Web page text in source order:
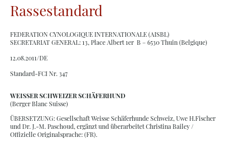
Rassestandard
FEDERATION CYNOLOGIQUE INTERNATIONALE (AISBL)
SECRETARIAT GENERAL: 13, Place Albert 1er B – 6530 Thuin (Belgique)
12.08.2011/DE
Standard-FCI Nr. 347
WEISSER SCHWEIZER SCHÄFERHUND
(Berger Blanc Suisse)
ÜBERSETZUNG: Gesellschaft Weisse Schäferhunde Schweiz, Uwe H.Fischer
und Dr. J.-M. Paschoud, ergänzt und überarbeitet Christina Bailey /
Offizielle Originalsprache: (FR).